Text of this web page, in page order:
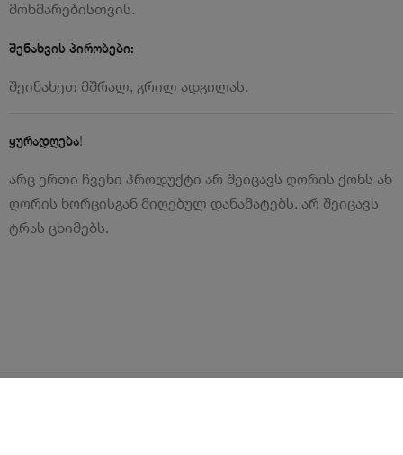
მოხმარებისთვის.
შენახვის პირობები:
შეინახეთ მშრალ, გრილ ადგილას.
ყურადღება!
არც ერთი ჩვენი პროდუქტი არ შეიცავს ღორის ქონს ან
ღორის ხორცისგან მიღებულ დანამატებს. არ შეიცავს
ტრას ცხიმებს.